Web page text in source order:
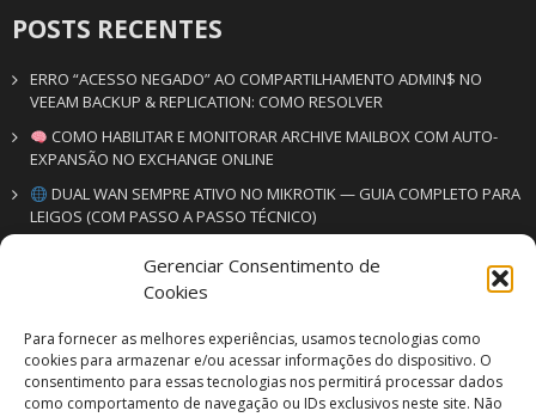
Gerenciar Consentimento de
Cookies
Para fornecer as melhores experiências, usamos tecnologias como
cookies para armazenar e/ou acessar informações do dispositivo. O
consentimento para essas tecnologias nos permitirá processar dados
como comportamento de navegação ou IDs exclusivos neste site. Não
POSTS RECENTES
ERRO “ACESSO NEGADO” AO COMPARTILHAMENTO ADMIN$ NO
VEEAM BACKUP & REPLICATION: COMO RESOLVER
COMO HABILITAR E MONITORAR ARCHIVE MAILBOX COM AUTO-
EXPANSÃO NO EXCHANGE ONLINE
DUAL WAN SEMPRE ATIVO NO MIKROTIK — GUIA COMPLETO PARA
LEIGOS (COM PASSO A PASSO TÉCNICO)
VM SERV | VM SEG
Soluções em informática & segurança eletrônica
+55 19 3500-6978
+55 19 99352-3061